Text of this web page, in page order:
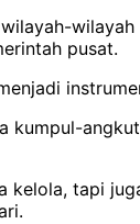
pusat.
tapi